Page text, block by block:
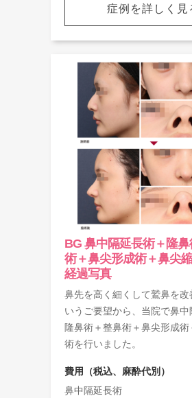
症例を詳しく見
BG 鼻中隔延長術＋隆
術＋鼻尖形成術＋鼻尖
経過写真
鼻先を高く細くして鷲鼻を改
いうご要望から、当院で鼻中
隆鼻術＋整鼻術＋鼻尖形成
術を行いました。
費用（税込、麻酔代別）
鼻中隔延長術